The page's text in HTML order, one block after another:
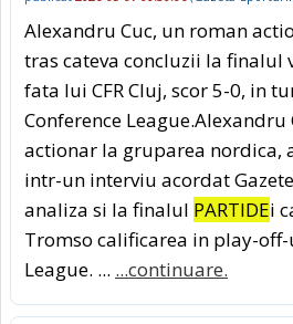
Alexandru Cuc, un roman
tras cateva concluzii la
fata lui CFR Cluj, scor 5-0, in
Conference
actionar la gruparea nordica,
intr-un interviu acordat
analiza si la finalul PARTIDEi
Tromso calificarea in play-off-
League. ... ...continuare.